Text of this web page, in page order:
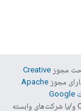
مجوز Creative
مجوز Apache
خطمشی‌های سایت Google
مراجعه کنید. جاوا علامت تجاری ثبت‌شده Oracle و/یا شرکت‌های وابسته